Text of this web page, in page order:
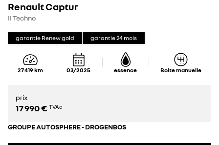
Renault Captur
II Techno
garantie Renew gold garantie24 mois
27 419km 03/2025 essence Boîte manuelle
prix
17 990 € TVAc
GROUPE AUTOSPHERE - DROGENBOS